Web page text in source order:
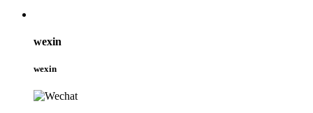
wexin
wexin